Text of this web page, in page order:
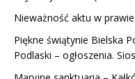
Nieważność aktu w
Piękne świątynie Bielska
Podlaski – ogłoszenia.